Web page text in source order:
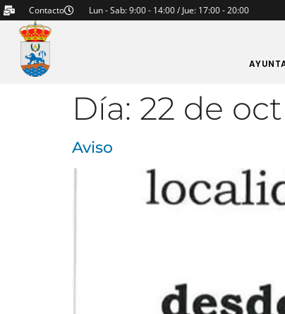
Contacto
Lun - Sab: 9:00 - 14:00 / Jue: 17:00 - 20:00
Día: 22 de
Aviso